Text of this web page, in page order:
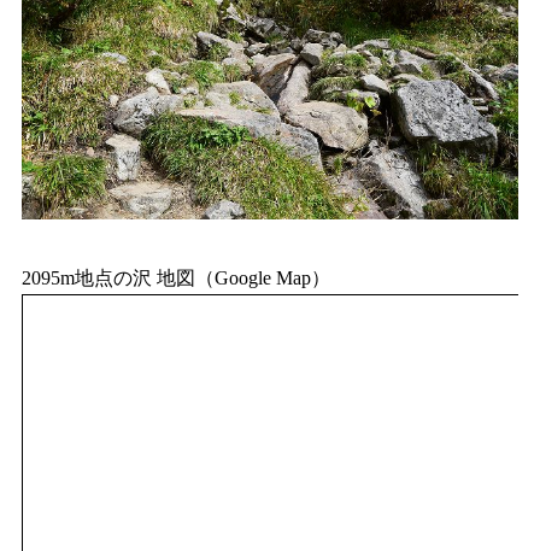
2095m地点の沢 地図（Google Map）